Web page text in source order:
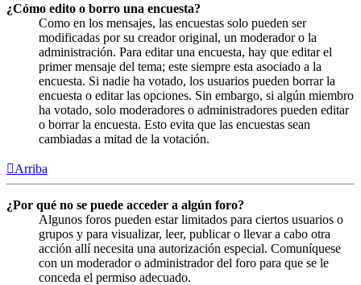
¿Cómo edito o borro una encuesta?
Como en los mensajes, las encuestas solo pueden ser
modificadas por su creador original, un moderador o la
administración. Para editar una encuesta, hay que editar el
primer mensaje del tema; este siempre esta asociado a la
encuesta. Si nadie ha votado, los usuarios pueden borrar la
encuesta o editar las opciones. Sin embargo, si algún miembro
ha votado, solo moderadores o administradores pueden editar
o borrar la encuesta. Esto evita que las encuestas sean
cambiadas a mitad de la votación.
Arriba
¿Por qué no se puede acceder a algún foro?
Algunos foros pueden estar limitados para ciertos usuarios o
grupos y para visualizar, leer, publicar o llevar a cabo otra
acción allí necesita una autorización especial. Comuníquese
con un moderador o administrador del foro para que se le
conceda el permiso adecuado.